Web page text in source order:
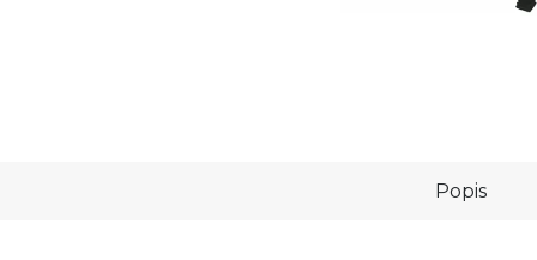
Popis